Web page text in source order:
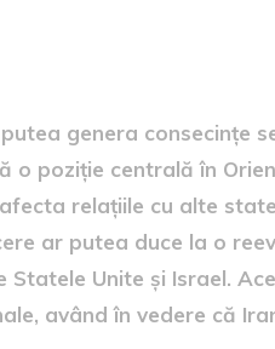
genera consecințe
o poziție centrală în
relațiile cu alte
ar putea duce la o
Statele Unite și Israel.
având în vedere că